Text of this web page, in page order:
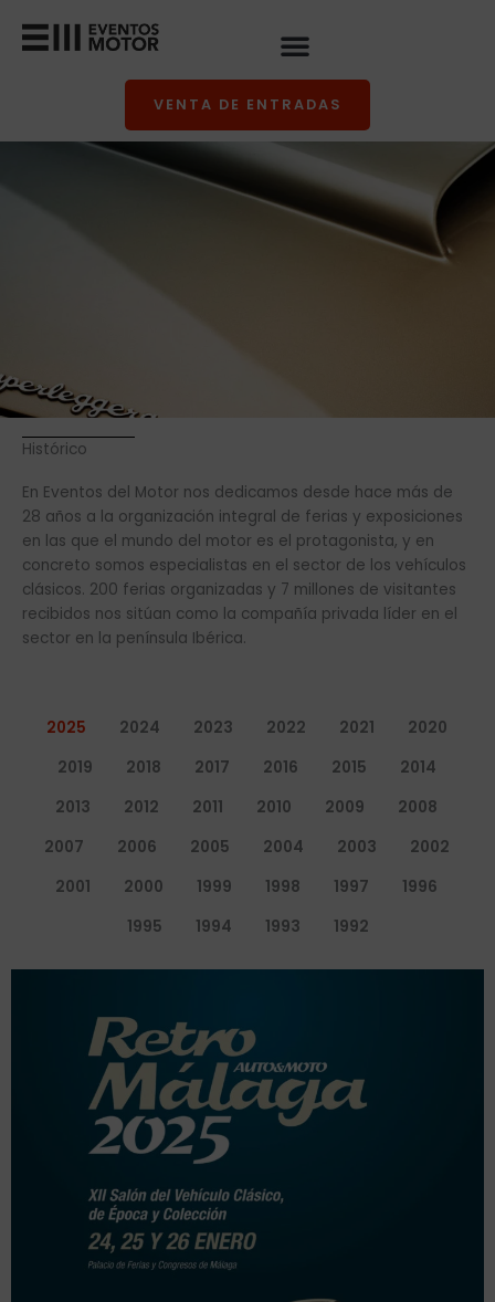
VENTA DE ENTRADAS
Histórico
En Eventos del Motor nos dedicamos desde hace más de
28 años a la organización integral de ferias y exposiciones
en las que el mundo del motor es el protagonista, y en
concreto somos especialistas en el sector de los vehículos
clásicos. 200 ferias organizadas y 7 millones de visitantes
recibidos nos sitúan como la compañía privada líder en el
sector en la península Ibérica.
2025 2024 2023 2022 2021
2020
2019
2018 2017 2016 2015
2014
2013
2012 2011 2010 2009
2008
2007
2006 2005 2004 2003
2002
2001
2000 1999 1998 1997
1996
1995
1994 1993 1992